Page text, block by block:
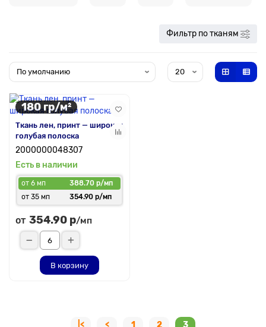
Фильтр по тканям
180 гр/м²
Ткань лен, принт — широкая
голубая полоска
2000000048307
Есть в наличии
от 6 мп
388.70 р/мп
от 35 мп
354.90 р/мп
от 354.90 р/мп
В корзину
|< < 1 2 3